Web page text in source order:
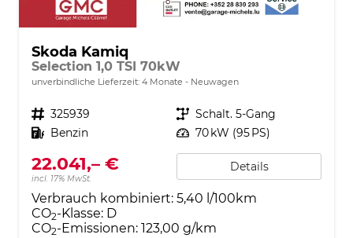
Skoda Kamiq
Selection 1,0 TSI 70kW
unverbindliche Lieferzeit: 4 Monate Neuwagen
Fahrzeugnr. 325939 Getriebe Schalt. 5-Gang
Kraftstoff Benzin Leistung 70 kW (95 PS)
22.041,– €
incl. 17% MwSt.
Details
Verbrauch kombiniert: 5,40 l/100km
CO2-Klasse: D
CO2-Emissionen: 123,00 g/km